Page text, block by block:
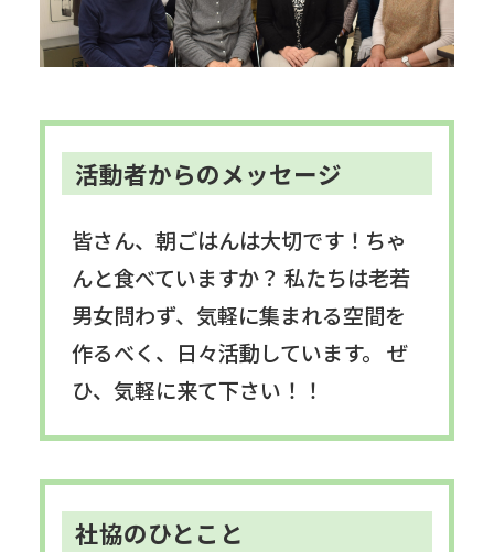
活動者からのメッセージ
皆さん、朝ごはんは大切です！ちゃ
んと食べていますか？ 私たちは老若
男女問わず、気軽に集まれる空間を
作るべく、日々活動しています。 ぜ
ひ、気軽に来て下さい！！
社協のひとこと